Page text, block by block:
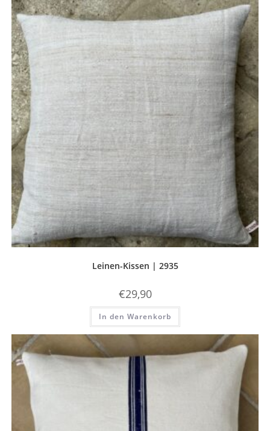
Leinen-Kissen | 2935
€29,90
In den Warenkorb